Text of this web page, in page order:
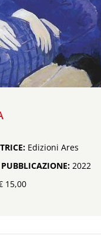
Edizioni Ares
2022
15,00